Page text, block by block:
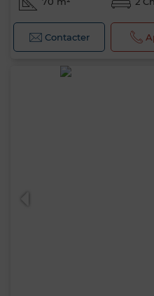
Contacter